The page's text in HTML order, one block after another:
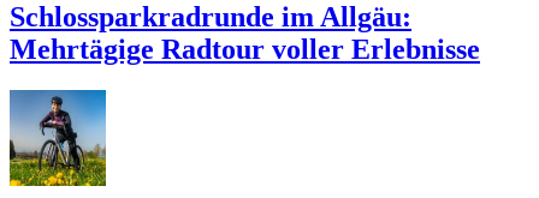
Schlossparkradrunde im Allgäu:
Mehrtägige Radtour voller Erlebnisse